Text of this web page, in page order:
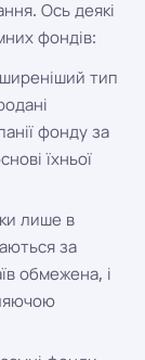
Ось деякі
фондів:
тип
фонду за
їхньої
лише в
за
обмежена, і